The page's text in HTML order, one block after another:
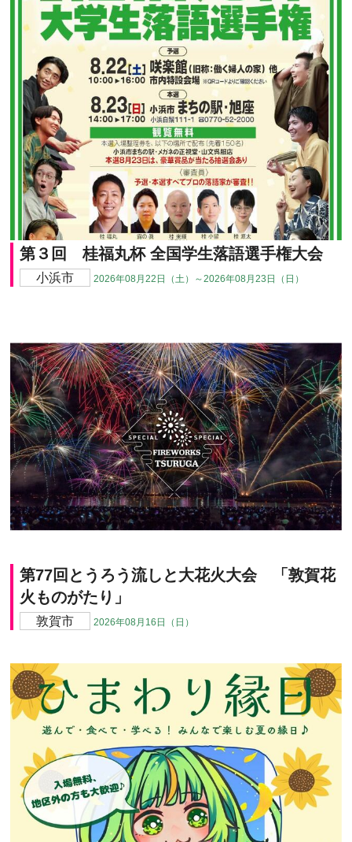
第３回 桂福丸杯 全国学生落語選手権大会
小浜市 2026年08月22日（土）～2026年08月23日（日）
第77回とうろう流しと大花火大会 「敦賀花
火ものがたり」
敦賀市 2026年08月16日（日）